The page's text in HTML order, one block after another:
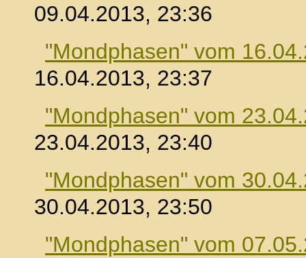
09.04.2013, 23:36
"Mondphasen" vom
16.04.2013, 23:37
"Mondphasen" vom
23.04.2013, 23:40
"Mondphasen" vom
30.04.2013, 23:50
"Mondphasen" vom